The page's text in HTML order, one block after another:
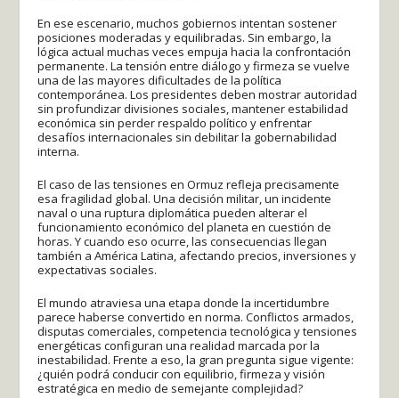
En ese escenario, muchos gobiernos intentan sostener
posiciones moderadas y equilibradas. Sin embargo, la
lógica actual muchas veces empuja hacia la confrontación
permanente. La tensión entre diálogo y firmeza se vuelve
una de las mayores dificultades de la política
contemporánea. Los presidentes deben mostrar autoridad
sin profundizar divisiones sociales, mantener estabilidad
económica sin perder respaldo político y enfrentar
desafíos internacionales sin debilitar la gobernabilidad
interna.
El caso de las tensiones en Ormuz refleja precisamente
esa fragilidad global. Una decisión militar, un incidente
naval o una ruptura diplomática pueden alterar el
funcionamiento económico del planeta en cuestión de
horas. Y cuando eso ocurre, las consecuencias llegan
también a América Latina, afectando precios, inversiones y
expectativas sociales.
El mundo atraviesa una etapa donde la incertidumbre
parece haberse convertido en norma. Conflictos armados,
disputas comerciales, competencia tecnológica y tensiones
energéticas configuran una realidad marcada por la
inestabilidad. Frente a eso, la gran pregunta sigue vigente:
¿quién podrá conducir con equilibrio, firmeza y visión
estratégica en medio de semejante complejidad?